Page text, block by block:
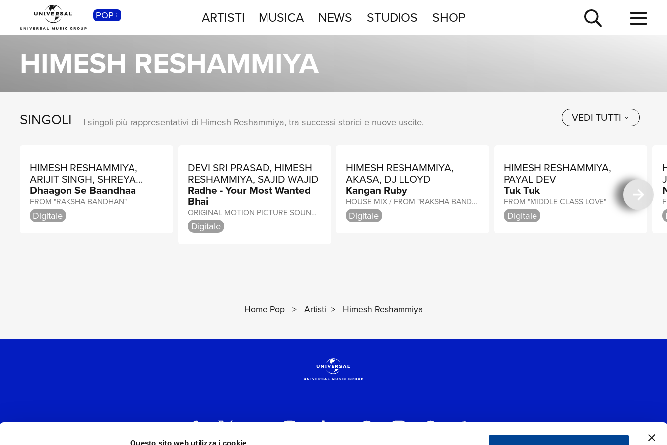
Questo sito web utilizza i cookie
POP ARTISTI MUSICA NEWS STUDIOS SHOP
HIMESH RESHAMMIYA
SINGOLI I singoli più rappresentativi di Himesh Reshammiya, tra successi storici e nuove uscite. VEDI TUTTI
HIMESH RESHAMMIYA,
ARIJIT SINGH, SHREYA
GHOSHAL
Dhaagon Se Baandhaa
FROM "RAKSHA BANDHAN"
Digitale
DEVI SRI PRASAD, HIMESH
RESHAMMIYA, SAJID WAJID
Radhe - Your Most Wanted
Bhai
ORIGINAL MOTION PICTURE SOUNDTRACK
Digitale
HIMESH RESHAMMIYA,
AKASA, DJ LLOYD
Kangan Ruby
HOUSE MIX / FROM "RAKSHA BANDHAN"
Digitale
HIMESH RESHAMMIYA,
PAYAL DEV
Tuk Tuk
FROM "MIDDLE CLASS LOVE"
Digitale
Home Pop > Artisti > Himesh Reshammiya
CLASSICA
Contemporanea, Moderna...
STUDIOS
SHOP
TOUR